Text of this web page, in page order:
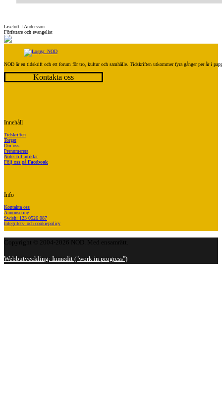
Liselott J Andersson
Författare och evangelist
NOD är en tidskrift och ett forum för tro, kultur och samhälle. Tidskriften utkommer fyra gånger per år i
Kontakta oss
Innehåll
Tidskriften
Torget
Om oss
Prenumerera
Noter till artiklar
Följ oss på Facebook
Info
Kontakta oss
Annonsering
Swish: 123 0526 087
Integritets- och cookiepolicy
Copyright © 2004-2026 NOD. Med ensamrätt.
Webbutveckling: Inmedit ("work in progress")